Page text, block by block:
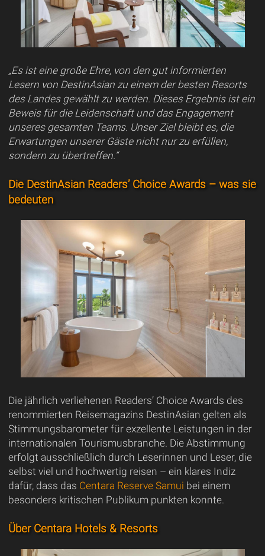
„Es ist eine große Ehre, von den gut informierten
Lesern von DestinAsian zu einem der besten Resorts
des Landes gewählt zu werden. Dieses Ergebnis ist ein
Beweis für die Leidenschaft und das Engagement
unseres gesamten Teams. Unser Ziel bleibt es, die
Erwartungen unserer Gäste nicht nur zu erfüllen,
sondern zu übertreffen.“
Die DestinAsian Readers’ Choice Awards – was sie
bedeuten
Die jährlich verliehenen Readers’ Choice Awards des
renommierten Reisemagazins DestinAsian gelten als
Stimmungsbarometer für exzellente Leistungen in der
internationalen Tourismusbranche. Die Abstimmung
erfolgt ausschließlich durch Leserinnen und Leser, die
selbst viel und hochwertig reisen – ein klares Indiz
dafür, dass das Centara Reserve Samui bei einem
besonders kritischen Publikum punkten konnte.
Über Centara Hotels & Resorts